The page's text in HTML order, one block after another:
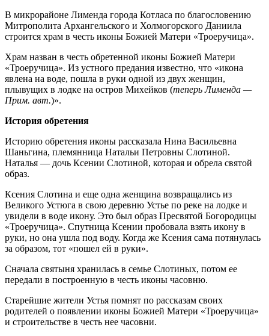
В микрорайоне Лименда города Котласа по благословению
Митрополита Архангельского и Холмогорского Даниила
строится храм в честь иконы Божией Матери «Троеручица».
Храм назван в честь обретенной иконы Божией Матери
«Троеручица». Из устного предания известно, что «икона
явлена на воде, пошла в руки одной из двух женщин,
плывущих в лодке на остров Михейков (теперь Лименда —
Прим. авт.)».
История обретения
Историю обретения иконы рассказала Нина Васильевна
Шаньгина, племянница Натальи Петровны Слотиной.
Наталья — дочь Ксении Слотиной, которая и обрела святой
образ.
Ксения Слотина и еще одна женщина возвращались из
Великого Устюга в свою деревню Устье по реке на лодке и
увидели в воде икону. Это был образ Пресвятой Богородицы
«Троеручица». Спутница Ксении пробовала взять икону в
руки, но она ушла под воду. Когда же Ксения сама потянулась
за образом, тот «пошел ей в руки».
Сначала святыня хранилась в семье Слотиных, потом ее
передали в построенную в честь иконы часовню.
Старейшие жители Устья помнят по рассказам своих
родителей о появлении иконы Божией Матери «Троеручица»
и строительстве в честь нее часовни.